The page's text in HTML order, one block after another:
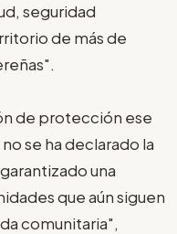
seguridad
de más de
de protección ese
se ha declarado la
una
que aún siguen
comunitaria",